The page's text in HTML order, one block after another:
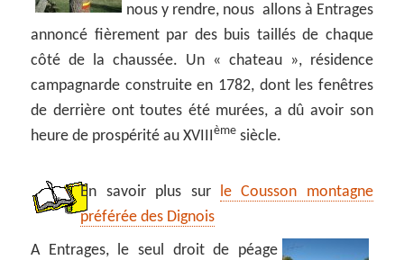
nous y rendre, nous allons à Entrages
annoncé fièrement par des buis taillés de chaque
côté de la chaussée. Un « chateau », résidence
campagnarde construite en 1782, dont les fenêtres
de derrière ont toutes été murées, a dû avoir son
heure de prospérité au XVIIIème siècle.
En savoir plus sur
le Cousson montagne
préférée des Dignois
A Entrages, le seul droit de péage